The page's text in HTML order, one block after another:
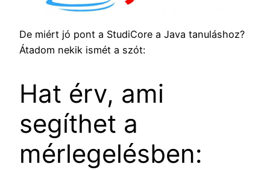
De miért jó pont a StudiCore a Java tanuláshoz?
Átadom nekik ismét a szót:
Hat érv, ami
segíthet a
mérlegelésben: